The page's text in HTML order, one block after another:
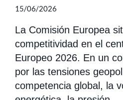
15/06/2026
La Comisión Europea
competitividad en el
Europeo 2026. En un
por las tensiones
competencia global, la